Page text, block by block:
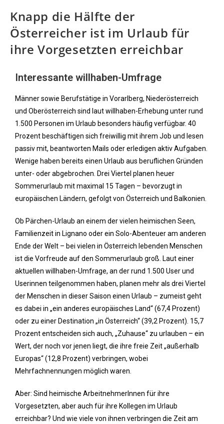
Knapp die Hälfte der
Österreicher ist im Urlaub für
ihre Vorgesetzten erreichbar
Interessante willhaben-Umfrage
Männer sowie Berufstätige in Vorarlberg, Niederösterreich
und Oberösterreich sind laut willhaben-Erhebung unter rund
1.500 Personen im Urlaub besonders häufig verfügbar. 40
Prozent beschäftigen sich freiwillig mit ihrem Job und lesen
passiv mit, beantworten Mails oder erledigen aktiv Aufgaben.
Wenige haben bereits einen Urlaub aus beruflichen Gründen
unter- oder abgebrochen. Drei Viertel planen heuer
Sommerurlaub mit maximal 15 Tagen – bevorzugt in
europäischen Ländern, gefolgt von Österreich und Balkonien.
Ob Pärchen-Urlaub an einem der vielen heimischen Seen,
Familienzeit in Lignano oder ein Solo-Abenteuer am anderen
Ende der Welt – bei vielen in Österreich lebenden Menschen
ist die Vorfreude auf den Sommerurlaub groß. Laut einer
aktuellen willhaben-Umfrage, an der rund 1.500 User und
Userinnen teilgenommen haben, planen mehr als drei Viertel
der Menschen in dieser Saison einen Urlaub – zumeist geht
es dabei in „ein anderes europäisches Land“ (67,4 Prozent)
oder zu einer Destination „in Österreich“ (39,2 Prozent). 15,7
Prozent entscheiden sich auch, „Zuhause“ zu urlauben – ein
Wert, der noch vor jenen liegt, die ihre freie Zeit „außerhalb
Europas“ (12,8 Prozent) verbringen, wobei
Mehrfachnennungen möglich waren.
Aber: Sind heimische ArbeitnehmerInnen für ihre
Vorgesetzten, aber auch für ihre Kollegen im Urlaub
erreichbar? Und wie viele von ihnen verbringen die Zeit am